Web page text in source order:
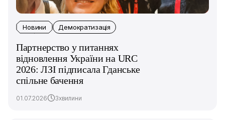
Новини Демократизація
Партнерство у питаннях
відновлення України на URC
2026: ЛЗІ підписала Гданське
спільне бачення
01.07.2026 3хвилини